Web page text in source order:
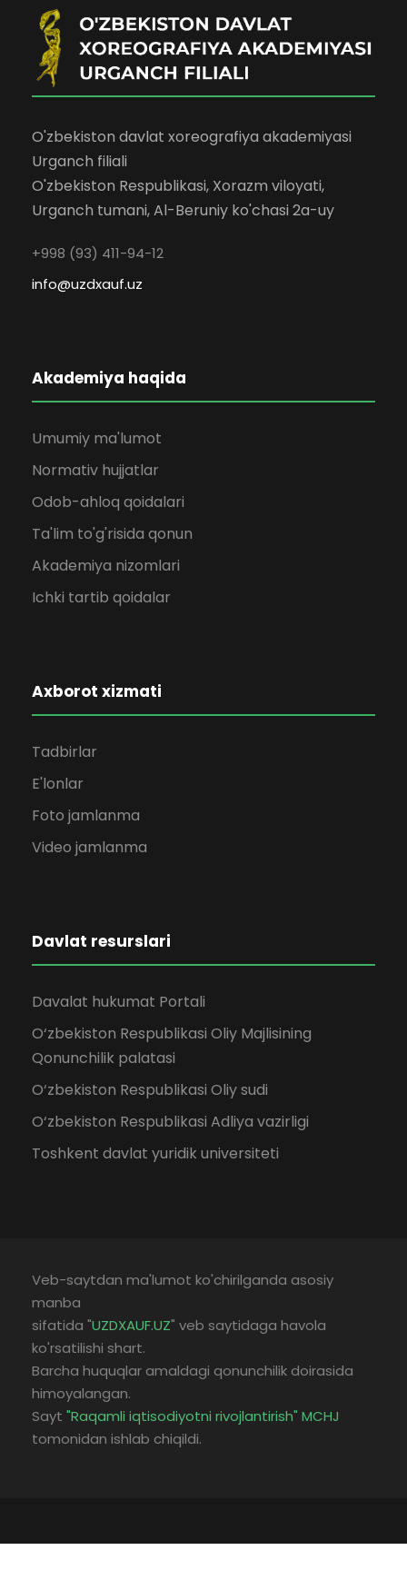
O'zbekiston davlat xoreografiya akademiyasi
Urganch filiali
O'zbekiston Respublikasi, Xorazm viloyati,
Urganch tumani, Al-Beruniy ko'chasi 2a-uy
+998 (93) 411-94-12
info@uzdxauf.uz
Akademiya haqida
Umumiy ma'lumot
Normativ hujjatlar
Odob-ahloq qoidalari
Ta'lim to'g'risida qonun
Akademiya nizomlari
Ichki tartib qoidalar
Axborot xizmati
Tadbirlar
E'lonlar
Foto jamlanma
Video jamlanma
Davlat resurslari
Davalat hukumat Portali
O‘zbekiston Respublikasi Oliy Majlisining
Qonunchilik palatasi
O‘zbekiston Respublikasi Oliy sudi
O‘zbekiston Respublikasi Adliya vazirligi
Toshkent davlat yuridik universiteti
Veb-saytdan ma'lumot ko'chirilganda asosiy
manba
sifatida "UZDXAUF.UZ" veb saytidaga havola
ko'rsatilishi shart.
Barcha huquqlar amaldagi qonunchilik doirasida
himoyalangan.
Sayt "Raqamli iqtisodiyotni rivojlantirish" MCHJ
tomonidan ishlab chiqildi.